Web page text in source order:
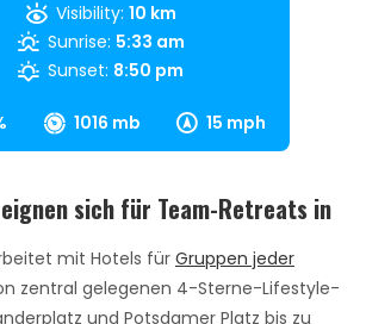
1016 mb 15 mph
Visibility: 10 km
Sunrise: 5:33 am
Sunset: 8:50 pm
sich für Team-Retreats in
mit Hotels für Gruppen jeder
zentral gelegenen 4-Sterne-Lifestyle-
und Potsdamer Platz bis zu